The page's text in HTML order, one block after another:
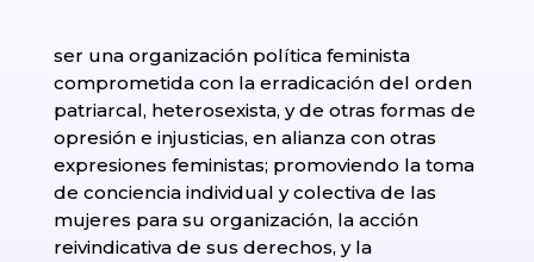
ser una organización política feminista
comprometida con la erradicación del orden
patriarcal, heterosexista, y de otras formas de
opresión e injusticias, en alianza con otras
expresiones feministas; promoviendo la toma
de conciencia individual y colectiva de las
mujeres para su organización, la acción
reivindicativa de sus derechos, y la